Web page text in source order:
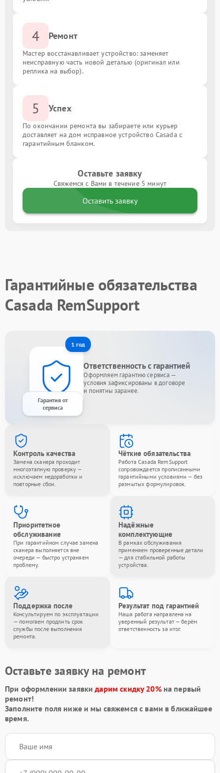
4 Ремонт
Мастер восстанавливает устройство: заменяет
неисправную часть новой деталью (оригинал или
реплика на выбор).
5 Успех
По окончании ремонта вы забираете или курьер
доставляет на дом исправное устройство Casada с
гарантийным бланком.
Оставьте заявку
Свяжемся с Вами в течение 5 минут
Оставить заявку
Гарантийные обязательства
Casada RemSupport
1 год
Гарантия от
сервиса
Ответственность с гарантией
Оформляем гарантию сервиса —
условия зафиксированы в договоре
и понятны заранее.
Контроль качества
Замена сканера проходит
многоэтапную проверку —
исключаем недоработки и
повторные сбои.
Чёткие обязательства
Работа Casada RemSupport
сопровождается прописанными
гарантийными условиями — без
размытых формулировок.
Приоритетное
обслуживание
При гарантийном случае замена
сканера выполняется вне
очереди — быстро устраняем
проблему.
Надёжные
комплектующие
В рамках обслуживания
применяем проверенные детали
— для стабильной работы
устройства.
Поддержка после
Консультируем по эксплуатации
— помогаем продлить срок
службы после выполнения
ремонта.
Результат под гарантией
Наша работа направлена на
уверенный результат — берём
ответственность за итог.
Оставьте заявку на ремонт
При оформлении заявкидарим скидку 20%на первый
ремонт!
Заполните поля ниже и мы свяжемся с вами в ближайшее
время.